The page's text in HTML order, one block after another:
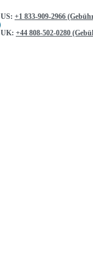
US: +1 833-909-2966
UK: +44 808-502-0280